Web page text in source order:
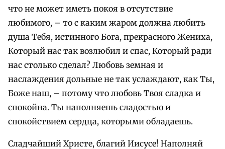
что не может иметь покоя в отсутствие
любимого, – то с каким жаром должна любить
душа Тебя, истинного Бога, прекрасного Жениха,
Который нас так возлюбил и спас, Который ради
нас столько сделал? Любовь земная и
наслаждения дольные не так услаждают, как Ты,
Боже наш, – потому что любовь Твоя сладка и
спокойна. Ты наполняешь сладостью и
спокойствием сердца, которыми обладаешь.
Сладчайший Христе, благий Иисусе! Наполняй